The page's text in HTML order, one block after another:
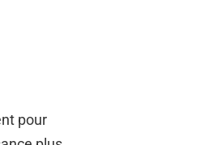
pour